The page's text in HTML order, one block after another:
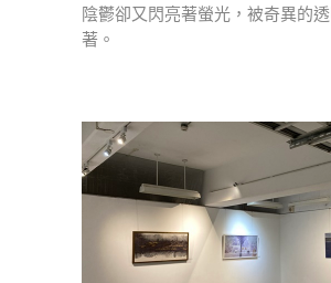
陰鬱卻又閃亮著螢光，被奇異的
著。